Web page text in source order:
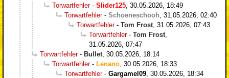
Torwartfehler- Slider125 30.05.2026, 18:49
Torwartfehler- Schoeneschooh 31.05.2026, 02:40
Torwartfehler- Tom Frost 31.05.2026, 07:43
Torwartfehler- Tom Frost
31.05.2026, 07:47
Torwartfehler- Bullet 30.05.2026, 18:14
Torwartfehler- Lenano 30.05.2026, 18:33
Torwartfehler- Gargamel09 30.05.2026, 18:34